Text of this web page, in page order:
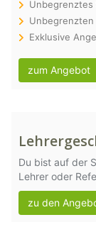
Unbegrenztes
Exklusive
zum Angebot
Du bist auf der
Lehrer oder
zu den